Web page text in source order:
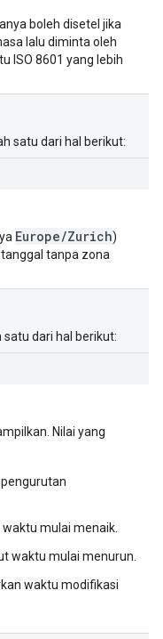
boleh disetel jika
lalu diminta oleh
ISO 8601 yang lebih
satu dari hal berikut:
Europe/Zurich)
tanpa zona
dari hal berikut:
Nilai yang
mulai menaik.
waktu mulai menurun.
waktu modifikasi